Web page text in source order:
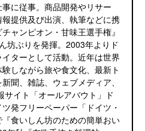
に従事。商品開発やリサー
提供及び出演、執筆などに携
ャンピオン・甘味王選手権』
坊ぶりを発揮。2003年よりド
ターとして活動。近年は世界
しながら旅や食文化、最新ト
聞、雑誌、ウェブメディア、
サイト「オールアバウト」ド
フリーペーパー「ドイツ・
食いしん坊のための簡単おい